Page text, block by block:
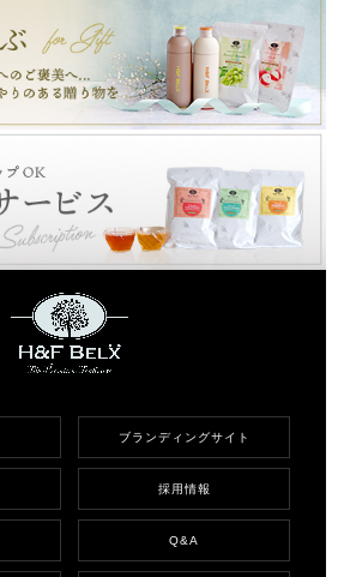
ブランディングサイト
採用情報
Q&A